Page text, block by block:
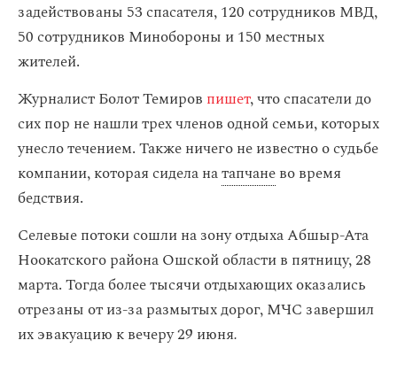
задействованы 53 спасателя, 120 сотрудников МВД,
50 сотрудников Минобороны и 150 местных
жителей.
Журналист Болот Темиров пишет, что спасатели до
сих пор не нашли трех членов одной семьи, которых
унесло течением. Также ничего не известно о судьбе
компании, которая сидела натапчанево время
бедствия.
Селевые потоки сошли на зону отдыха Абшыр-Ата
Ноокатского района Ошской области в пятницу, 28
марта. Тогда более тысячи отдыхающих оказались
отрезаны от из-за размытых дорог, МЧС завершил
их эвакуацию к вечеру 29 июня.